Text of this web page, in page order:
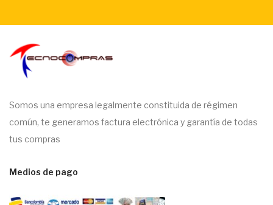
Somos una empresa legalmente constituida de régimen
común, te generamos factura electrónica y garantía de todas
tus compras
Medios de pago